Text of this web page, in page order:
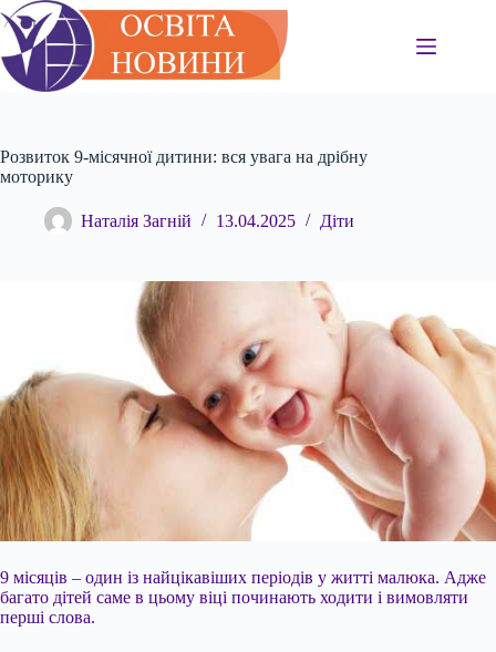
Перейти
до
вмісту
Розвиток 9-місячної дитини: вся увага на дрібну
моторику
Наталія Загній 13.04.2025 Діти
9 місяців – один із найцікавіших періодів у житті малюка. Адже
багато дітей саме в цьому віці починають ходити і вимовляти
перші слова.